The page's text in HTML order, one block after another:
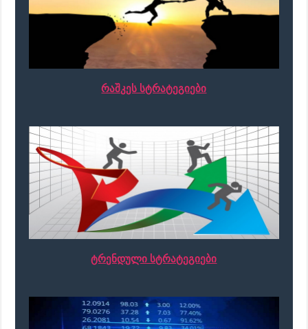
რაშკეს სტრატეგიები
ტრენდული სტრატეგიები